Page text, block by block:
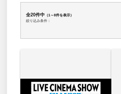
全20件中 （1～8件を表示）
絞り込み条件：